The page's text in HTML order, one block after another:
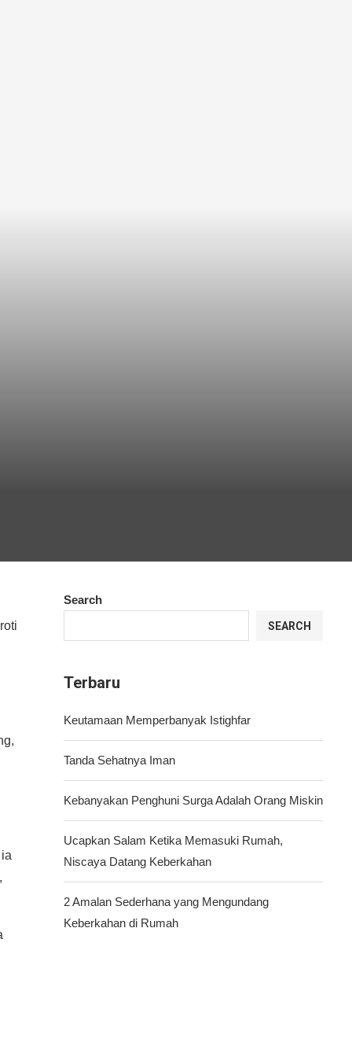
Search
SEARCH
Terbaru
Keutamaan Memperbanyak Istighfar
Tanda Sehatnya Iman
Kebanyakan Penghuni Surga Adalah Orang Miskin
Ucapkan Salam Ketika Memasuki Rumah,
Niscaya Datang Keberkahan
2 Amalan Sederhana yang Mengundang
Keberkahan di Rumah